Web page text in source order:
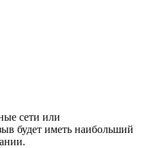
сети или
будет иметь наибольший